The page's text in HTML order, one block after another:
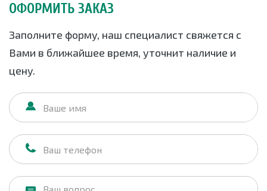
ОФОРМИТЬ ЗАКАЗ
Заполните форму, наш специалист свяжется с
Вами в ближайшее время, уточнит наличие и
цену.